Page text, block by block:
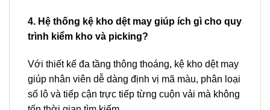
4. Hệ thống kệ kho dệt may giúp ích gì cho quy
trình kiểm kho và picking?
Với thiết kế đa tầng thông thoáng, kệ kho dệt may
giúp nhân viên dễ dàng định vị mã màu, phân loại
số lô và tiếp cận trực tiếp từng cuộn vải mà không